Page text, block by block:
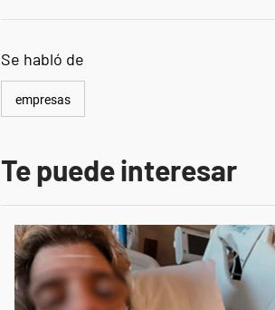
Se habló de
empresas
Te puede interesar